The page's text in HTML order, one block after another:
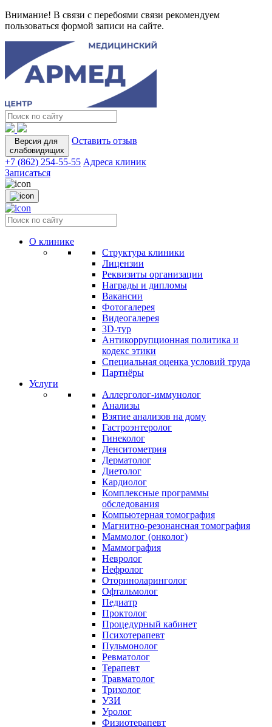
Внимание! В связи с перебоями связи рекомендуем
пользоваться формой записи на сайте.
Версия для
слабовидящих
Оставить отзыв
+7 (862) 254-55-55 Адреса клиник
Записаться
О клинике
Структура клиники
Лицензии
Реквизиты организации
Награды и дипломы
Вакансии
Фотогалерея
Видеогалерея
3D-тур
Антикоррупционная политика и
кодекс этики
Специальная оценка условий труда
Партнёры
Услуги
Аллерголог-иммунолог
Анализы
Взятие анализов на дому
Гастроэнтеролог
Гинеколог
Денситометрия
Дерматолог
Диетолог
Кардиолог
Комплексные программы
обследования
Компьютерная томография
Магнитно-резонансная томография
Маммолог (онколог)
Маммография
Невролог
Нефролог
Оториноларинголог
Офтальмолог
Педиатр
Проктолог
Процедурный кабинет
Психотерапевт
Пульмонолог
Ревматолог
Терапевт
Травматолог
Трихолог
УЗИ
Уролог
Физиотерапевт